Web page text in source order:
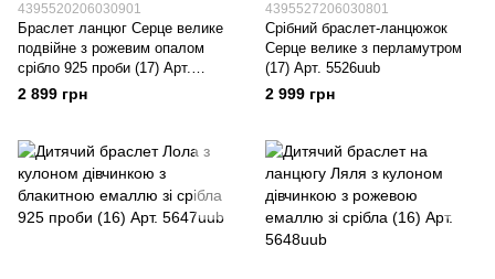
4395520206030901
Браслет ланцюг Серце велике
подвійне з рожевим опалом
срібло 925 проби (17) Арт.
5520uub
2 899 грн
4395527206030801
Срібний браслет-ланцюжок
Серце велике з перламутром
(17) Арт. 5526uub
2 999 грн